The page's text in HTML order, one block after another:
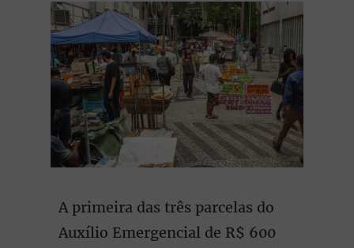
A primeira das três parcelas do
Auxílio Emergencial de R$ 600